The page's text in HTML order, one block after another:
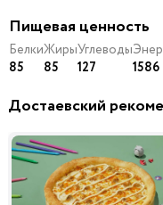
Лук
39i 15 гр 39
Ананасы
Пищевая ценность
Белки
85
Жиры
85
Углеводы
127 1586
Достаевский